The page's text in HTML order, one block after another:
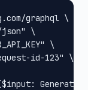
graphql \
\
\
id-123" \